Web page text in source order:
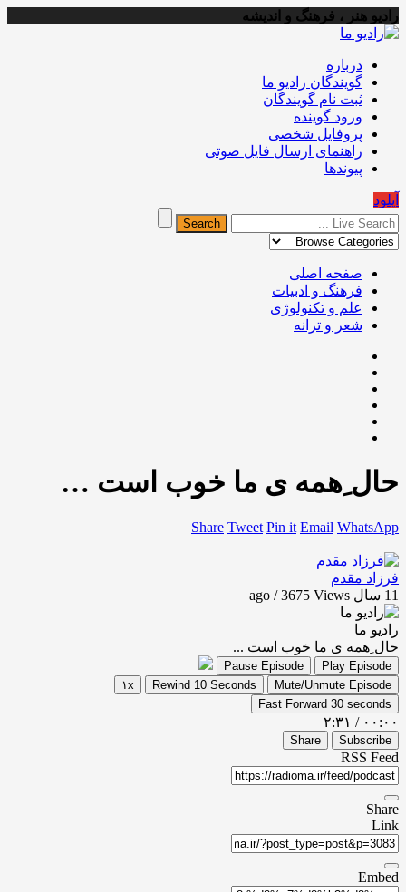
رادیو هنر ، فرهنگ و اندیشه
درباره
گویندگان رادیو ما
ثبت نام گویندگان
ورود گوینده
پروفایل شخصی
راهنمای ارسال فایل صوتی
پیوندها
آپلود
صفحه اصلی
فرهنگ و ادبیات
علم و تکنولوژی
شعر و ترانه
حال ِهمه ی ما خوب است …
Share Tweet Pin it Email WhatsApp
فرزاد مقدم
11 سال ago / 3675
Views
رادیو ما
حال ِهمه ی ما خوب است ...
Play Episode
Pause Episode
Mute/Unmute Episode
Rewind 10 Seconds
۱x
Fast Forward 30 seconds
۰۰:۰۰ / ۲:۳۱
Subscribe
Share
RSS Feed
Share
Link
Embed